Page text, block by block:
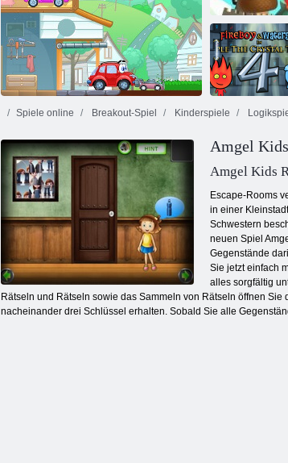
Hunter House Flucht
Bubble Shooter
endlos
Wasser 4:
Kristalltempel
Spiele online Breakout-Spiel Kinderspiele
Amgel
Amgel Kids
Escape-Rooms
in einer
Schwestern
neuen Spiel
Gegenstände
Sie jetzt einfach
alles sorgfältig
Rätseln und Rätseln sowie das Sammeln von Rätseln öffnen
nacheinander drei Schlüssel erhalten. Sobald Sie alle